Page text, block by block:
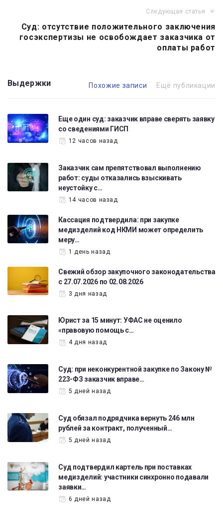
Следующая статья
Суд: отсутствие положительного заключения
госэкспертизы не освобождает заказчика от
оплаты работ
Выдержки Похожие записи Ещё публикации
Еще один суд: заказчик вправе сверять заявку
со сведениями ГИСП
12 часов назад
Заказчик сам препятствовал выполнению
работ: суды отказались взыскивать
неустойку с…
14 часов назад
Кассация подтвердила: при закупке
медизделий код НКМИ может определить
меру…
1 день назад
Свежий обзор закупочного законодательства
с 27.07.2026 по 02.08.2026
3 дня назад
Юрист за 15 минут: УФАС не оценило
«правовую помощь с…
4 дня назад
Суд: при неконкурентной закупке по Закону №
223-ФЗ заказчик вправе…
5 дней назад
Суд обязал подрядчика вернуть 246 млн
рублей за контракт, полученный…
5 дней назад
Суд подтвердил картель при поставках
медизделий: участники синхронно подавали
заявки…
6 дней назад